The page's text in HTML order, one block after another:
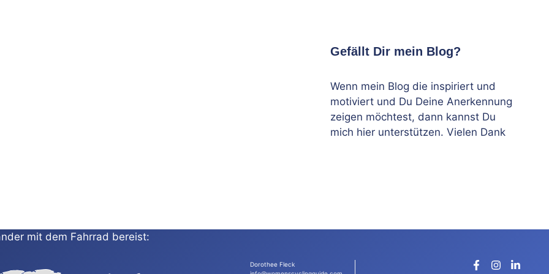
Gefällt Dir mein Blog?
Wenn mein Blog die inspiriert und
motiviert und Du Deine Anerkennung
zeigen möchtest, dann kannst Du
mich hier unterstützen. Vielen Dank
mit dem Fahrrad bereist:
Dorothee Fleck